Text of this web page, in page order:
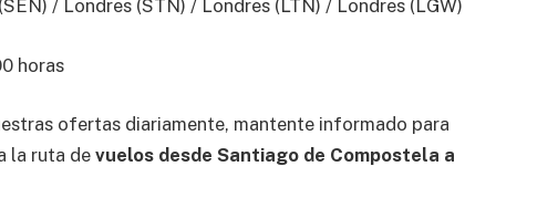
/ Londres (STN) / Londres (LTN) / Londres (LGW)
horas
ofertas diariamente, mantente informado para
la ruta de vuelos desde Santiago de Compostela a